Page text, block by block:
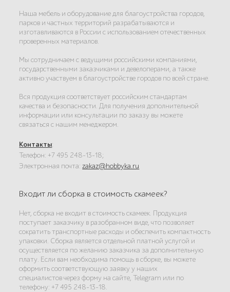
Наша мебель и оборудование для благоустройства городов,
парков и частных территорий разрабатываются и
изготавливаются в России с использованием отечественных
проверенных материалов.
Мы сотрудничаем с ведущими российскими компаниями,
государственными заказчиками и девелоперами, а также
активно участвуем в благоустройстве городов по всей стране.
Вся продукция соответствует российским стандартам
качества и безопасности. Для получения дополнительной
информации или консультации по заказу вы можете
связаться с нашим менеджером.
Контакты:
Телефон: +7 495 248-13-18;
Электронная почта:zakaz@hobbyka.ru
Входит ли сборка в стоимость скамеек?
Нет, сборка не входит в стоимость скамеек. Продукция
поступает заказчику в разобранном виде, что позволяет
сократить транспортные расходы и обеспечить компактность
упаковки. Сборка является отдельной платной услугой и
осуществляется по желанию заказчика за дополнительную
плату. Если вам необходима помощь в сборке, вы можете
оформить соответствующую заявку у наших
специалистов через форму на сайте, Telegram или по
телефону: +7 495 248-13-18.